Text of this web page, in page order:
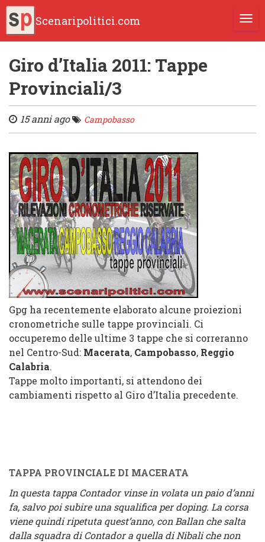
Scenaripolitici.com
Giro d’Italia 2011: Tappe
Provinciali/3
15 anni ago Campobasso
Gpg ha recentemente elaborato alcune proiezioni
cronometriche sulle tappe provinciali. Ci
occuperemo delle ultime 3 tappe che si correranno
nel Centro-Sud: Macerata, Campobasso, Reggio
Calabria.
Tappe molto importanti, si attendono dei
cambiamenti rispetto al Giro d’Italia precedente.
TAPPA PROVINCIALE DI MACERATA
In questa tappa Contador vinse in volata un paio d’anni
fa, salvo poi subire una squalifica per doping. La corsa
viene quindi ripetuta quest’anno, con Ballan che salta
dalla squadra di Contador a quella di Nibali che non